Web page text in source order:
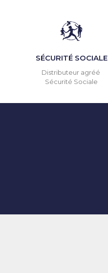
SÉCURITÉ SOCIALE
Distributeur agréé
Sécurité Sociale